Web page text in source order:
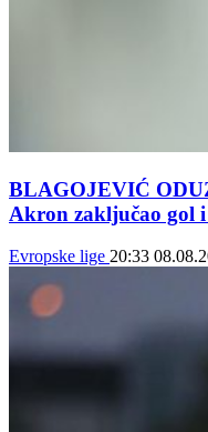
BLAGOJEVIĆ
Akron zaključao gol
Evropske lige 20:33